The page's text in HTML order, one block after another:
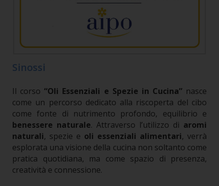
Sinossi
Il corso“Oli Essenziali e Spezie in Cucina”nasce
come un percorso dedicato alla riscoperta del cibo
come fonte di nutrimento profondo, equilibrio e
benessere naturale. Attraverso l’utilizzo di aromi
naturali, spezie e oli essenziali alimentari, verrà
esplorata una visione della cucina non soltanto come
pratica quotidiana, ma come spazio di presenza,
creatività e connessione.